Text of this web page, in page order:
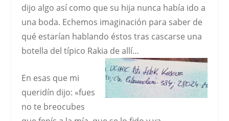
dijo algo así como que su hija nunca había ido a
una boda. Echemos imaginación para saber de
qué estarían hablando éstos tras cascarse una
botella del típico Rakia de allí…
En esas que mi
queridín dijo: «fues
no te breocubes